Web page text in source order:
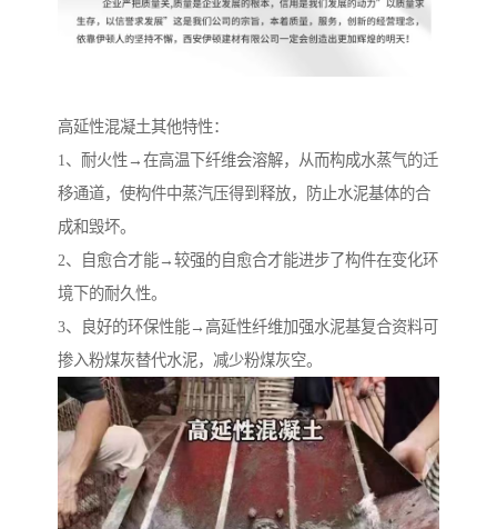
高延性混凝土其他特性：
1、耐火性→在高温下纤维会溶解，从而构成水蒸气的迁
移通道，使构件中蒸汽压得到释放，防止水泥基体的合
成和毁坏。
2、自愈合才能→较强的自愈合才能进步了构件在变化环
境下的耐久性。
3、良好的环保性能→高延性纤维加强水泥基复合资料可
掺入粉煤灰替代水泥，减少粉煤灰空。